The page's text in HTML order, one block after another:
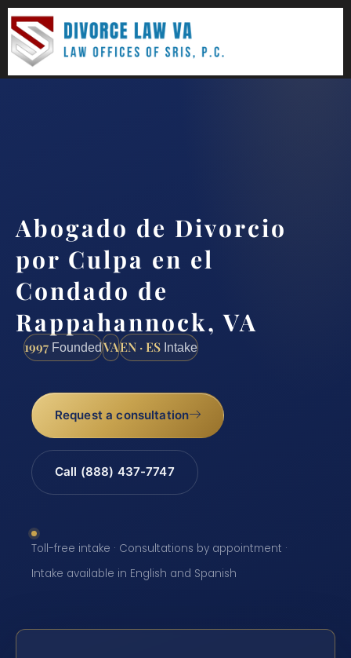
Abogado de Divorcio
por Culpa en el
Condado de
Rappahannock, VA
1997 FoundedVAEN · ES Intake
Request a consultation
Call (888) 437-7747
Toll-free intake · Consultations by appointment ·
Intake available in English and Spanish